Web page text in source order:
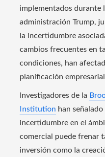
implementados durante
administración Trump,
la incertidumbre
cambios frecuentes en
condiciones, han
planificación
Investigadores de la
Institution han señalado
incertidumbre en el
comercial puede frenar
inversión como la